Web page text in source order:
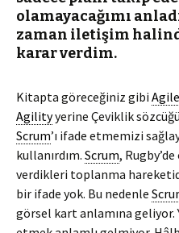
olamayacağımı
zaman iletişim
karar verdim.
Kitapta göreceğiniz gibi Agile
Agilityyerine Çeviklik
Scrum’ı ifade etmemizi
kullanırdım. Scrum,
verdikleri toplanma
bir ifade yok. Bu nedenle
görsel kart anlamına geliyor.